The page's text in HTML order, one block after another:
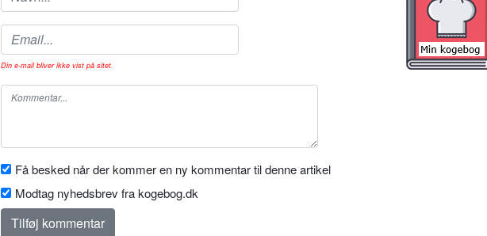
Din e-mail bliver ikke vist på sitet.
Få besked når der kommer en ny kommentar til denne artikel
Modtag nyhedsbrev fra kogebog.dk